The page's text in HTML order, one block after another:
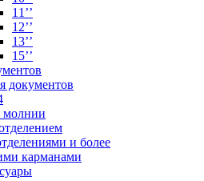
11’’
12’’
13’’
15’’
документов
молнии
и более
карманами